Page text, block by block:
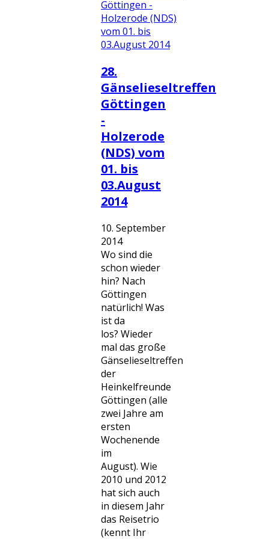
28.
Gänselieseltreffen
Göttingen
-
Holzerode
(NDS) vom
01. bis
03.August
2014
10. September
2014
Wo sind die
schon wieder
hin? Nach
Göttingen
natürlich! Was
ist da
los? Wieder
mal das große
Gänselieseltreffen
der
Heinkelfreunde
Göttingen (alle
zwei Jahre am
ersten
Wochenende
im
August). Wie
2010 und 2012
hat sich auch
in diesem Jahr
das Reisetrio
(kennt Ihr